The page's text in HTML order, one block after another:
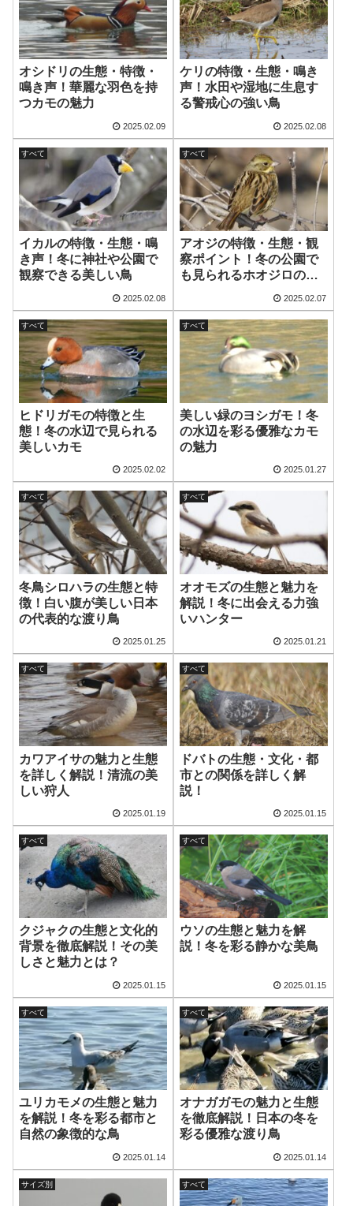
オシドリの生態・特徴・
鳴き声！華麗な羽色を持
つカモの魅力
2025.02.09
ケリの特徴・生態・鳴き
声！水田や湿地に生息す
る警戒心の強い鳥
2025.02.08
すべて
イカルの特徴・生態・鳴
き声！冬に神社や公園で
観察できる美しい鳥
2025.02.08
すべて
アオジの特徴・生態・観
察ポイント！冬の公園で
も見られるホオジロの仲
2025.02.07
すべて
ヒドリガモの特徴と生
態！冬の水辺で見られる
美しいカモ
2025.02.02
すべて
美しい緑のヨシガモ！冬
の水辺を彩る優雅なカモ
の魅力
2025.01.27
すべて
冬鳥シロハラの生態と特
徴！白い腹が美しい日本
の代表的な渡り鳥
2025.01.25
すべて
オオモズの生態と魅力を
解説！冬に出会える力強
いハンター
2025.01.21
すべて
カワアイサの魅力と生態
を詳しく解説！清流の美
しい狩人
2025.01.19
すべて
ドバトの生態・文化・都
市との関係を詳しく解
説！
2025.01.15
すべて
クジャクの生態と文化的
背景を徹底解説！その美
しさと魅力とは？
2025.01.15
すべて
ウソの生態と魅力を解
説！冬を彩る静かな美鳥
2025.01.15
すべて
ユリカモメの生態と魅力
を解説！冬を彩る都市と
自然の象徴的な鳥
2025.01.14
すべて
オナガガモの魅力と生態
を徹底解説！日本の冬を
彩る優雅な渡り鳥
2025.01.14
サイズ別 すべて